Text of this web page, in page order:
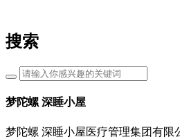
搜索
梦陀螺 深睡小屋
梦陀螺 深睡小屋医疗管理集团有限